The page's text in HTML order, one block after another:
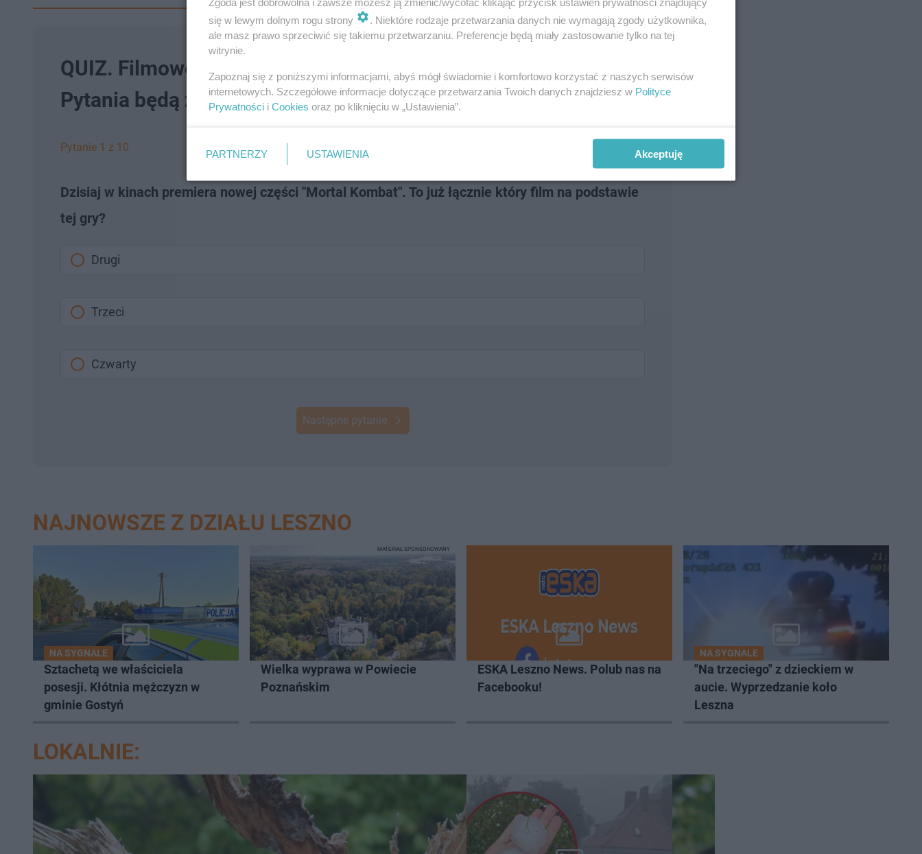
QUIZ. Filmowe hity, które powstały na podstawie gier wideo!
Pytania będą zaskakiwać
Pytanie 1 z 10
Dzisiaj w kinach premiera nowej części "Mortal Kombat". To już łącznie który film na podstawie
tej gry?
Drugi
Trzeci
Czwarty
Następne pytanie
NAJNOWSZE Z DZIAŁU LESZNO
NA SYGNALE
Sztachetą we właściciela
posesji. Kłótnia mężczyzn w
gminie Gostyń
Wielka wyprawa w Powiecie
Poznańskim
MATERIAŁ SPONSOROWANY
ESKA Leszno News. Polub nas na
Facebooku!
NA SYGNALE
"Na trzeciego" z dzieckiem w
aucie. Wyprzedzanie koło
Leszna
LOKALNIE:
się w lewym dolnym rogu strony
. Niektóre rodzaje przetwarzania danych nie wymagają zgody użytkownika,
ale masz prawo sprzeciwić się takiemu przetwarzaniu. Preferencje będą miały zastosowanie tylko na tej
witrynie.
Zapoznaj się z poniższymi informacjami, abyś mógł świadomie i komfortowo korzystać z naszych serwisów
internetowych. Szczegółowe informacje dotyczące przetwarzania Twoich danych znajdziesz w Polityce
Prywatności i Cookies oraz po kliknięciu w „Ustawienia”.
PARTNERZY USTAWIENIA Akceptuję